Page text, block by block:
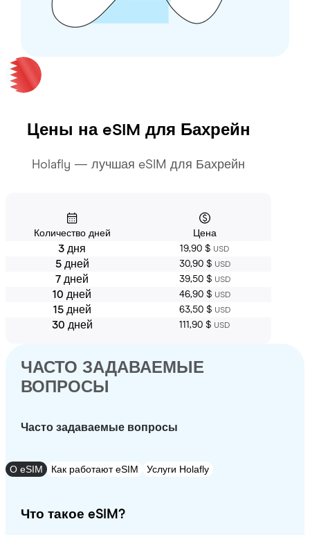
Цены на eSIM для Бахрейн
Holafly — лучшая eSIM для Бахрейн
Количество дней Цена
3 дня 19,90 $ USD
5 дней 30,90 $ USD
7 дней 39,50 $ USD
10 дней 46,90 $ USD
15 дней 63,50 $ USD
30 дней 111,90 $ USD
ЧАСТО ЗАДАВАЕМЫЕ
ВОПРОСЫ
Часто задаваемые вопросы
О eSIM Как работают eSIM Услуги Holafly
Что такое eSIM?